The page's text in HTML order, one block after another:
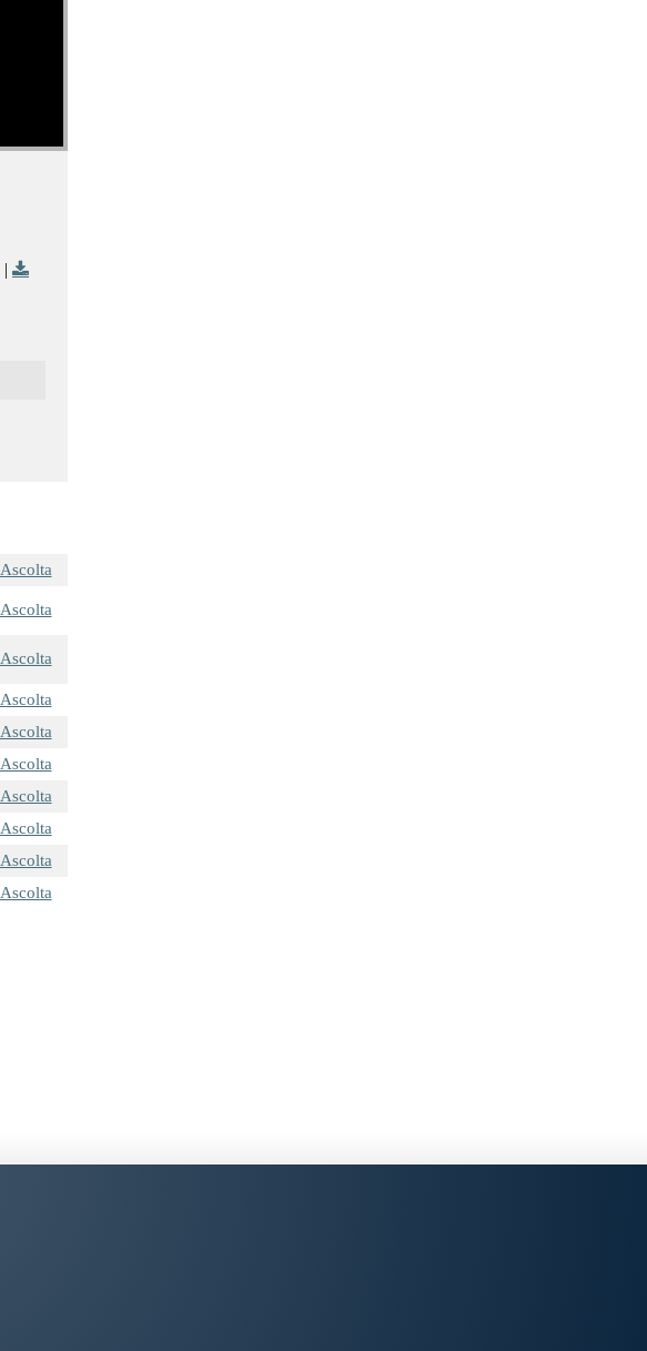
|
Ascolta
Ascolta
Ascolta
Ascolta
Ascolta
Ascolta
Ascolta
Ascolta
Ascolta
Ascolta